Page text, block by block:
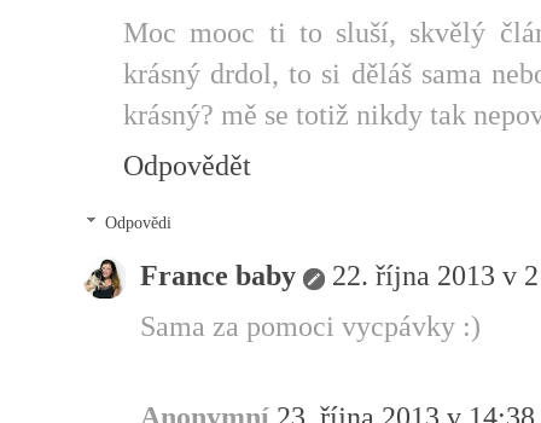
Moc mooc ti to sluší, skvělý
krásný drdol, to si děláš sama
krásný? mě se totiž nikdy tak
Odpovědět
Odpovědi
France baby
22. října 2013 v
Sama za pomoci vycpávky :)